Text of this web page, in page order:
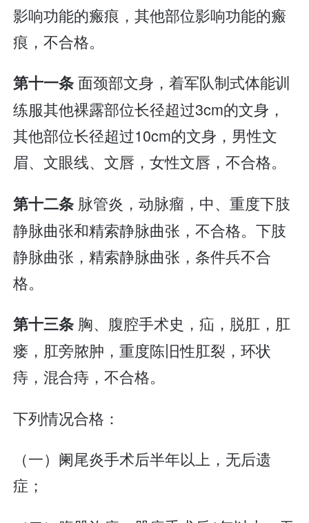
影响功能的瘢痕，其他部位影响功能的瘢
痕，不合格。
第十一条面颈部文身，着军队制式体能训
练服其他裸露部位长径超过3cm的文身，
其他部位长径超过10cm的文身，男性文
眉、文眼线、文唇，女性文唇，不合格。
第十二条 脉管炎，动脉瘤，中、重度下肢
静脉曲张和精索静脉曲张，不合格。下肢
静脉曲张，精索静脉曲张，条件兵不合
格。
第十三条 胸、腹腔手术史，疝，脱肛，肛
瘘，肛旁脓肿，重度陈旧性肛裂，环状
痔，混合痔，不合格。
下列情况合格：
（一）阑尾炎手术后半年以上，无后遗
症；